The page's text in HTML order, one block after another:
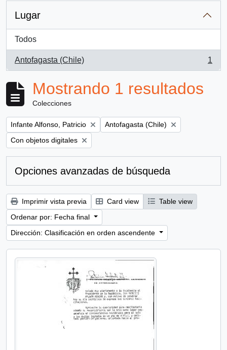
Lugar
Todos
Antofagasta (Chile)
, 1 resultados
1
Mostrando 1 resultados
Colecciones
Remove filter:
Infante Alfonso, Patricio Remove filter:
Antofagasta (Chile)
Remove filter:
Con objetos digitales
Opciones avanzadas de búsqueda
Imprimir vista previa Card view
Table view
Ordenar por: Fecha final
Dirección: Clasificación en orden ascendente